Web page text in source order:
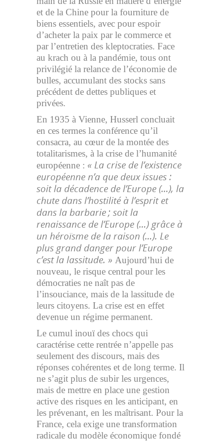
et de la Chine pour la fourniture de
biens essentiels, avec pour espoir
d’acheter la paix par le commerce et
par l’entretien des kleptocraties. Face
au krach ou à la pandémie, tous ont
privilégié la relance de l’économie de
bulles, accumulant des stocks sans
précédent de dettes publiques et
privées.
En 1935 à Vienne, Husserl concluait
en ces termes la conférence qu’il
consacra, au cœur de la montée des
totalitarismes, à la crise de l’humanité
européenne : « La crise de l’existence
européenne n’a que deux issues :
soit la décadence de l’Europe (…), la
chute dans l’hostilité à l’esprit et
dans la barbarie ; soit la
renaissance de l’Europe (…) grâce à
un héroïsme de la raison (…). Le
plus grand danger pour l’Europe
c’est la lassitude. » Aujourd’hui de
nouveau, le risque central pour les
démocraties ne naît pas de
l’insouciance, mais de la lassitude de
leurs citoyens. La crise est en effet
devenue un régime permanent.
Le cumul inouï des chocs qui
caractérise cette rentrée n’appelle pas
seulement des discours, mais des
réponses cohérentes et de long terme. Il
ne s’agit plus de subir les urgences,
mais de mettre en place une gestion
active des risques en les anticipant, en
les prévenant, en les maîtrisant. Pour la
France, cela exige une transformation
radicale du modèle économique fondé